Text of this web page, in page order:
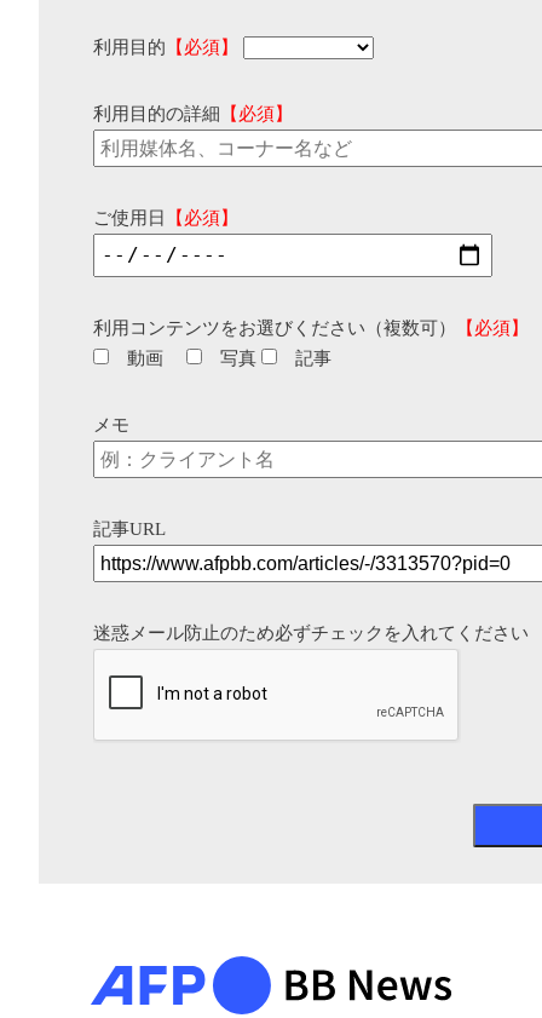
利用目的 【必須】
利用目的の詳細 【必須】
ご使用日 【必須】
利用コンテンツをお選びください（複数可）
【必須】
動画
写真 記事
メモ
記事URL
迷惑メール防止のため必ずチェックを入れてください